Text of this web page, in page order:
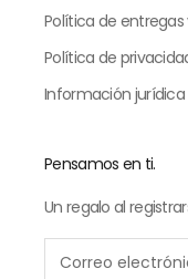
Política de
Política de
Información jurídica
Pensamos en ti.
Un regalo al